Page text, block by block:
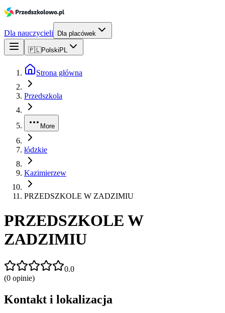
Dla nauczycieli Dla placówek
🇵🇱Polski PL
Strona główna
Przedszkola
More
łódzkie
Kazimierzew
PRZEDSZKOLE W ZADZIMIU
PRZEDSZKOLE W
ZADZIMIU
0.0
(0 opinie)
Kontakt i lokalizacja